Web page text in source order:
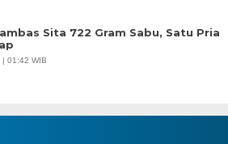
Sita 722 Gram Sabu, Satu Pria
01:42 WIB